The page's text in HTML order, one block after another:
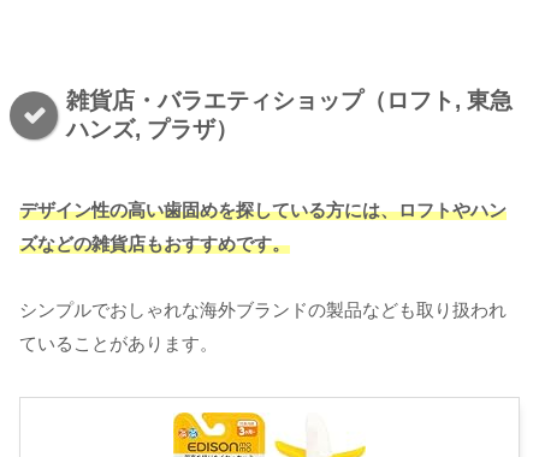
雑貨店・バラエティショップ（ロフト, 東急
ハンズ, プラザ）
デザイン性の高い歯固めを探している方には、ロフトやハン
ズなどの雑貨店もおすすめです。
シンプルでおしゃれな海外ブランドの製品なども取り扱われ
ていることがあります。